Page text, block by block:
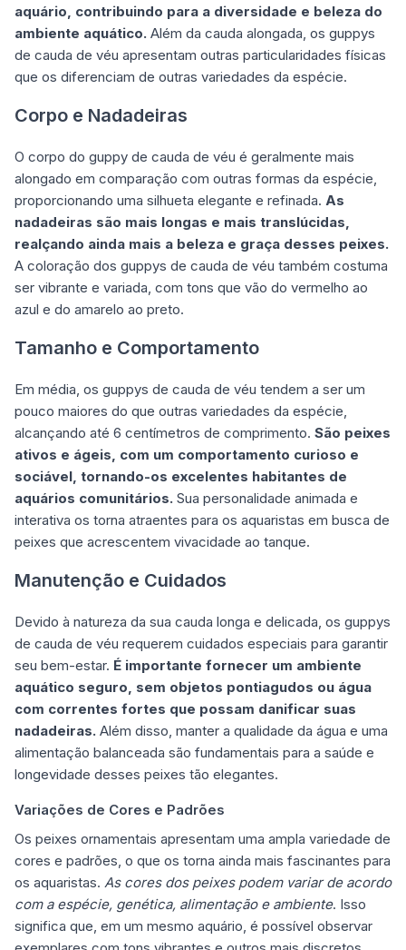
aquário, contribuindo para a diversidade e beleza do
ambiente aquático. Além da cauda alongada, os guppys
de cauda de véu apresentam outras particularidades físicas
que os diferenciam de outras variedades da espécie.
Corpo e Nadadeiras
O corpo do guppy de cauda de véu é geralmente mais
alongado em comparação com outras formas da espécie,
proporcionando uma silhueta elegante e refinada. As
nadadeiras são mais longas e mais translúcidas,
realçando ainda mais a beleza e graça desses peixes.
A coloração dos guppys de cauda de véu também costuma
ser vibrante e variada, com tons que vão do vermelho ao
azul e do amarelo ao preto.
Tamanho e Comportamento
Em média, os guppys de cauda de véu tendem a ser um
pouco maiores do que outras variedades da espécie,
alcançando até 6 centímetros de comprimento. São peixes
ativos e ágeis, com um comportamento curioso e
sociável, tornando-os excelentes habitantes de
aquários comunitários. Sua personalidade animada e
interativa os torna atraentes para os aquaristas em busca de
peixes que acrescentem vivacidade ao tanque.
Manutenção e Cuidados
Devido à natureza da sua cauda longa e delicada, os guppys
de cauda de véu requerem cuidados especiais para garantir
seu bem-estar. É importante fornecer um ambiente
aquático seguro, sem objetos pontiagudos ou água
com correntes fortes que possam danificar suas
nadadeiras. Além disso, manter a qualidade da água e uma
alimentação balanceada são fundamentais para a saúde e
longevidade desses peixes tão elegantes.
Variações de Cores e Padrões
Os peixes ornamentais apresentam uma ampla variedade de
cores e padrões, o que os torna ainda mais fascinantes para
os aquaristas. As cores dos peixes podem variar de acordo
com a espécie, genética, alimentação e ambiente. Isso
significa que, em um mesmo aquário, é possível observar